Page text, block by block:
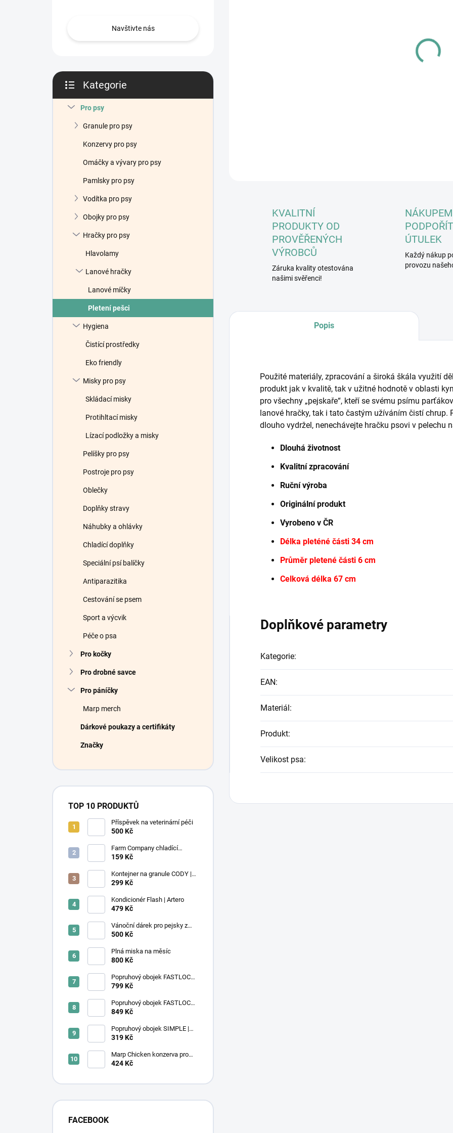
Navštivte nás
kategorie
Kategorie
Pro psy
Granule pro psy
Konzervy pro psy
Omáčky a vývary pro psy
Pamlsky pro psy
Vodítka pro psy
Obojky pro psy
Hračky pro psy
Hlavolamy
Lanové hračky
Lanové míčky
Pletení pešci
Hygiena
Čistící prostředky
Eko friendly
Misky pro psy
Skládací misky
Protihltací misky
Lízací podložky a misky
Pelíšky pro psy
Postroje pro psy
Oblečky
Doplňky stravy
Náhubky a ohlávky
Chladící doplňky
Speciální psí balíčky
Antiparazitika
Cestování se psem
Sport a výcvik
Péče o psa
Pro kočky
Pro drobné savce
Pro páníčky
Marp merch
Dárkové poukazy a certifikáty
Značky
TOP 10 PRODUKTŮ
Příspěvek na veterinární péči
500 Kč
Farm Company chladící
podložka Léto M 50x40 cm
159 Kč
Kontejner na granule CODY |
4,1L | Rotho
299 Kč
Kondicionér Flash | Artero
479 Kč
Vánoční dárek pro pejsky z
útulku
500 Kč
Plná miska na měsíc
800 Kč
Popruhový obojek FASTLOCK |
fialový
799 Kč
Popruhový obojek FASTLOCK
GRIP | černý
849 Kč
Popruhový obojek SIMPLE |
Ocean Wave
319 Kč
Marp Chicken konzerva pro
kočky s kuřecím 6x400g
424 Kč
FACEBOOK
KVALITNÍ
PRODUKTY OD
PROVĚŘENÝCH
VÝROBCŮ
Záruka kvality otestována
našimi svěřenci!
NÁKUPEM
ÚTULEK
Každý nákup
provozu
Popis
Použité materiály, zpracování a široká škála využití
produkt jak v kvalitě, tak v užitné hodnotě v oblasti
pro všechny „pejskaře“, kteří se svému psímu
lanové hračky, tak i tato častým užíváním čistí chrup.
dlouho vydržel, nenechávejte hračku psovi v pelechu
Dlouhá životnost
Kvalitní zpracování
Ruční výroba
Originální produkt
Vyrobeno v ČR
Délka pleténé části 34 cm
Průměr pletené části 6 cm
Celková délka 67 cm
Doplňkové parametry
Kategorie:
EAN:
Materiál:
Produkt:
Velikost psa: